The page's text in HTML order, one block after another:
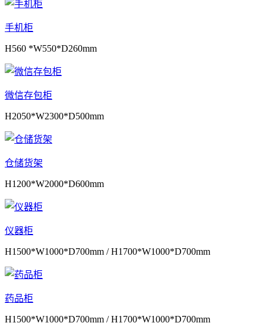
手机柜
H560 *W550*D260mm
微信存包柜
H2050*W2300*D500mm
仓储货架
H1200*W2000*D600mm
仪器柜
H1500*W1000*D700mm / H1700*W1000*D700mm
药品柜
H1500*W1000*D700mm / H1700*W1000*D700mm